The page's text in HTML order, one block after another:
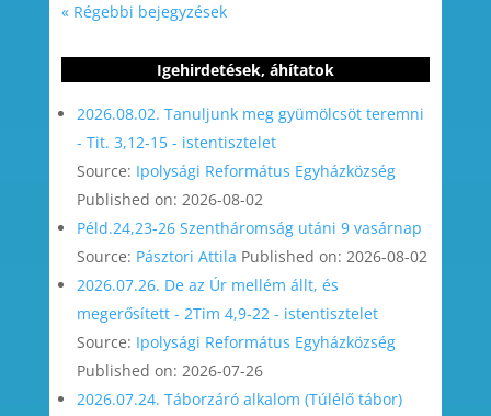
« Régebbi bejegyzések
Igehirdetések, áhítatok
2026.08.02. Tanuljunk meg gyümölcsöt teremni
- Tit. 3,12-15 - istentisztelet
Source: Ipolysági Református Egyházközség
Published on: 2026-08-02
Péld.24,23-26 Szentháromság utáni 9 vasárnap
Source: Pásztori Attila Published on: 2026-08-02
2026.07.26. De az Úr mellém állt, és
megerősített - 2Tim 4,9-22 - istentisztelet
Source: Ipolysági Református Egyházközség
Published on: 2026-07-26
2026.07.24. Táborzáró alkalom (Túlélő tábor)